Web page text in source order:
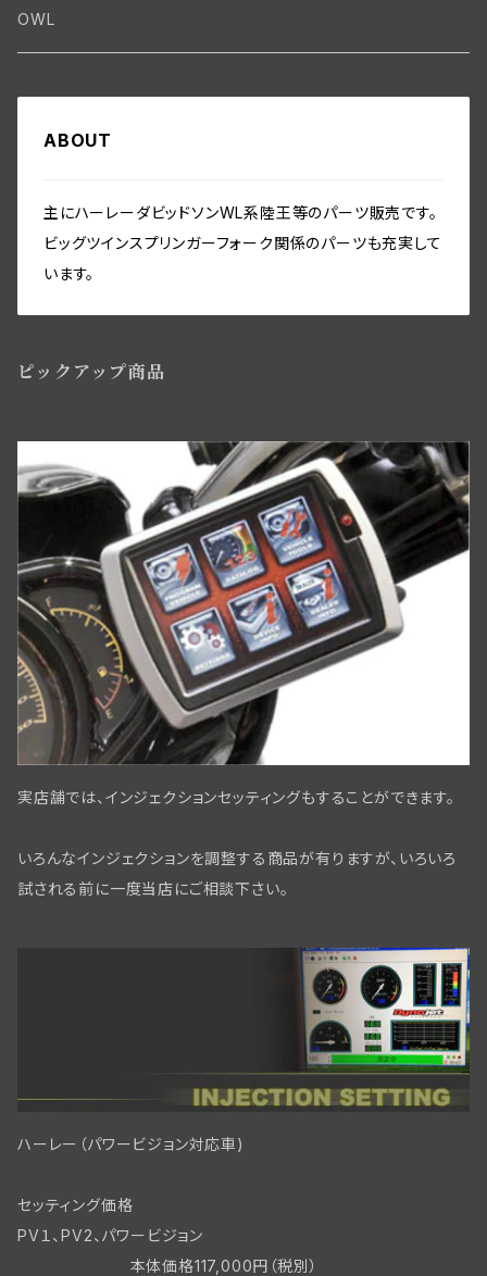
エンジン関係、ビッグツイン
インストゥルメントパネル・スイッチ関係
ハンドルバースイッチ・リレー関係
アマチュア関係(ジェネレーター)
ディストリビューター
ワイアリングキット,オリジナル仕様,綿被覆
ビックツイン トランスミッションパーツ
ビッグツイン トランスミッションパーツ
セーフティーガード関係
ライドコントロール・ショックアブソーバー関係
ウインドシールド・レッグシールド関係
サイドスタンド関係
ライドコントロール,ショックアブソーバー
ヘッドベアリング・ステアリングダンパー
ソロサドルシート関係
サドルバッグ
ハンドルバー関係
オイルパイプ・ガスバルブ・ガスパイプ関係
ホイール・ブレーキ
ホイール／リム関係
リアアクスル関係
リアブレーキパーツ
ニューフロントブレーキBT／WLC・ダブルカムスタイル
スプリンガーフォーク用ディスクブレーキ
フロントブレーキパーツWLC／ビッグツイン用
タイヤ・チューブ関係
リアブレーキパーツ ビックツイン
リアアスクル関係
フロントブレーキ WL/WLAモデル
スピードメーター関係
ミリタリー装備関係
ツールボックス関係
スクリュー・ナット・ワッシャー
パーツリスト・テクニカルマニュアル
ミリタリー装備
スクリュー/ナット/ワッシャー
シート・サドルバック
シートポスト関係
ソロサドルシート関係
フォーク・フレーム
ライドコントロール,ショックアブソーバー
Gastank・Oiltank
Electrical
TOOL
Handlebar-controls
Washer-Cotterpin
OWL
ABOUT
主にハーレーダビッドソンWL系陸王等のパーツ販売です。
ビッグツインスプリンガーフォーク関係のパーツも充実して
います。
ピックアップ商品
実店舗では、インジェクションセッティングもすることができます。
いろんなインジェクションを調整する商品が有りますが、いろいろ
試される前に一度当店にご相談下さい。
ハーレー（パワービジョン対応車)
セッティング価格
PV１、PV2、パワービジョン
本体価格117,000円（税別）